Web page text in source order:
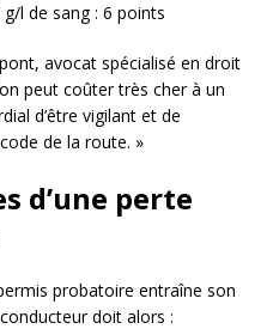
l de sang : 6 points
avocat spécialisé en droit
peut coûter très cher à un
d’être vigilant et de
de la route. »
d’une perte
probatoire entraîne son
doit alors :